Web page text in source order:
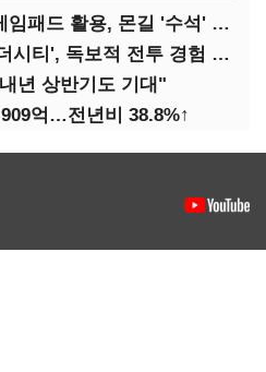
(지스타2025)넷마블 게임패드 활용, 몬길 '수석' 7대죄 '차석'
(지스타2025)엔씨 '신더시티', 독보적 전투 경험 필요
년 상반기도 기대"
억…전년비 38.8%↑